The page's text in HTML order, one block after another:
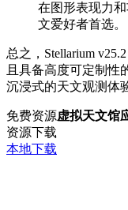
在图形表现力
文爱好者首选。
总之，Stellarium
且具备高度可定制性
沉浸式的天文观测体
免费资源虚拟天文馆
资源下载
本地下载